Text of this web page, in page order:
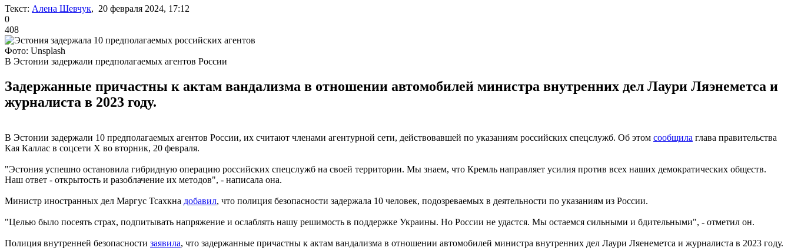
Текст: Алена Шевчук, 20 февраля 2024, 17:12
0
408
Фото: Unsplash
В Эстонии задержали предполагаемых агентов России
Задержанные причастны к актам вандализма в отношении автомобилей министра внутренних дел Лаури Ляэнеметса и
журналиста в 2023 году.
В Эстонии задержали 10 предполагаемых агентов России, их считают членами агентурной сети, действовавшей по указаниям российских спецслужб. Об этом сообщила глава правительства
Кая Каллас в соцсети Х во вторник, 20 февраля.
"Эстония успешно остановила гибридную операцию российских спецслужб на своей территории. Мы знаем, что Кремль направляет усилия против всех наших демократических обществ.
Наш ответ - открытость и разоблачение их методов", - написала она.
Министр иностранных дел Маргус Тсахкна добавил, что полиция безопасности задержала 10 человек, подозреваемых в деятельности по указаниям из России.
"Целью было посеять страх, подпитывать напряжение и ослаблять нашу решимость в поддержке Украины. Но России не удастся. Мы остаемся сильными и бдительными", - отметил он.
Полиция внутренней безопасности заявила, что задержанные причастны к актам вандализма в отношении автомобилей министра внутренних дел Лаури Ляенеметса и журналиста в 2023 году.